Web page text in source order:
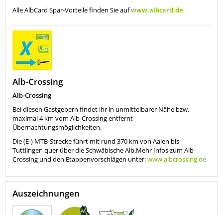
Alle AlbCard Spar-Vorteile finden Sie aufwww.albcard.de
Alb-Crossing
Alb-Crossing
Bei diesen Gastgebern findet ihr in unmittelbarer Nähe bzw.
maximal 4 km vom Alb-Crossing entfernt
Übernachtungsmöglichkeiten.
Die (E-) MTB-Strecke führt mit rund 370 km von Aalen bis
Tuttlingen quer über die Schwäbische Alb.Mehr Infos zum Alb-
Crossing und den Etappenvorschlägen unter:www.albcrossing.de
Auszeichnungen